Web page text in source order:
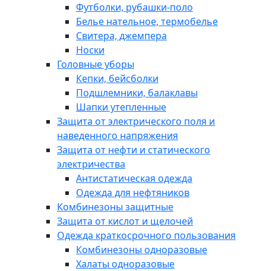
Футболки, рубашки-поло
Белье нательное, термобелье
Свитера, джемпера
Носки
Головные уборы
Кепки, бейсболки
Подшлемники, балаклавы
Шапки утепленные
Защита от электрического поля и
наведенного напряжения
Защита от нефти и статического
электричества
Антистатическая одежда
Одежда для нефтяников
Комбинезоны защитные
Защита от кислот и щелочей
Одежда краткосрочного пользования
Комбинезоны одноразовые
Халаты одноразовые